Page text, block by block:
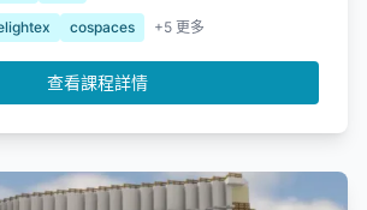
cospaces +5 更多
查看課程詳情